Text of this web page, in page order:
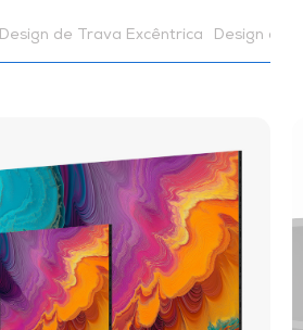
Design de Trava Excêntrica Design de